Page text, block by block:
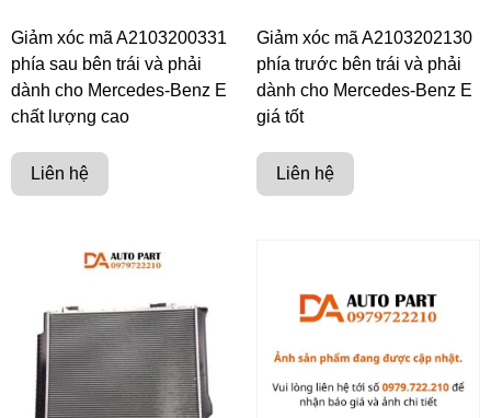
Giảm xóc mã A2103200331
phía sau bên trái và phải
dành cho Mercedes-Benz E
chất lượng cao
Liên hệ
Giảm xóc mã A2103202130
phía trước bên trái và phải
dành cho Mercedes-Benz E
giá tốt
Liên hệ